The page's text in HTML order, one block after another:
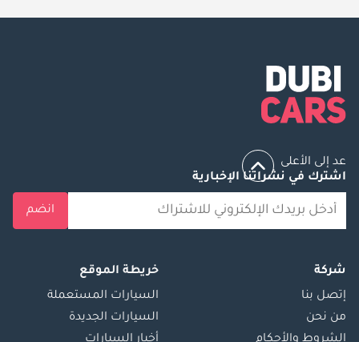
عد إلى الأعلى
اشترك في نشراتنا الإخبارية
انضم
شركة
إتصل بنا
من نحن
خريطة الموقع
السيارات المستعملة
السيارات الجديدة